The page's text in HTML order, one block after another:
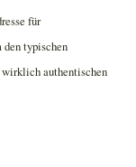
für
den typischen
wirklich authentischen